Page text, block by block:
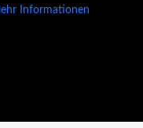
Informationen